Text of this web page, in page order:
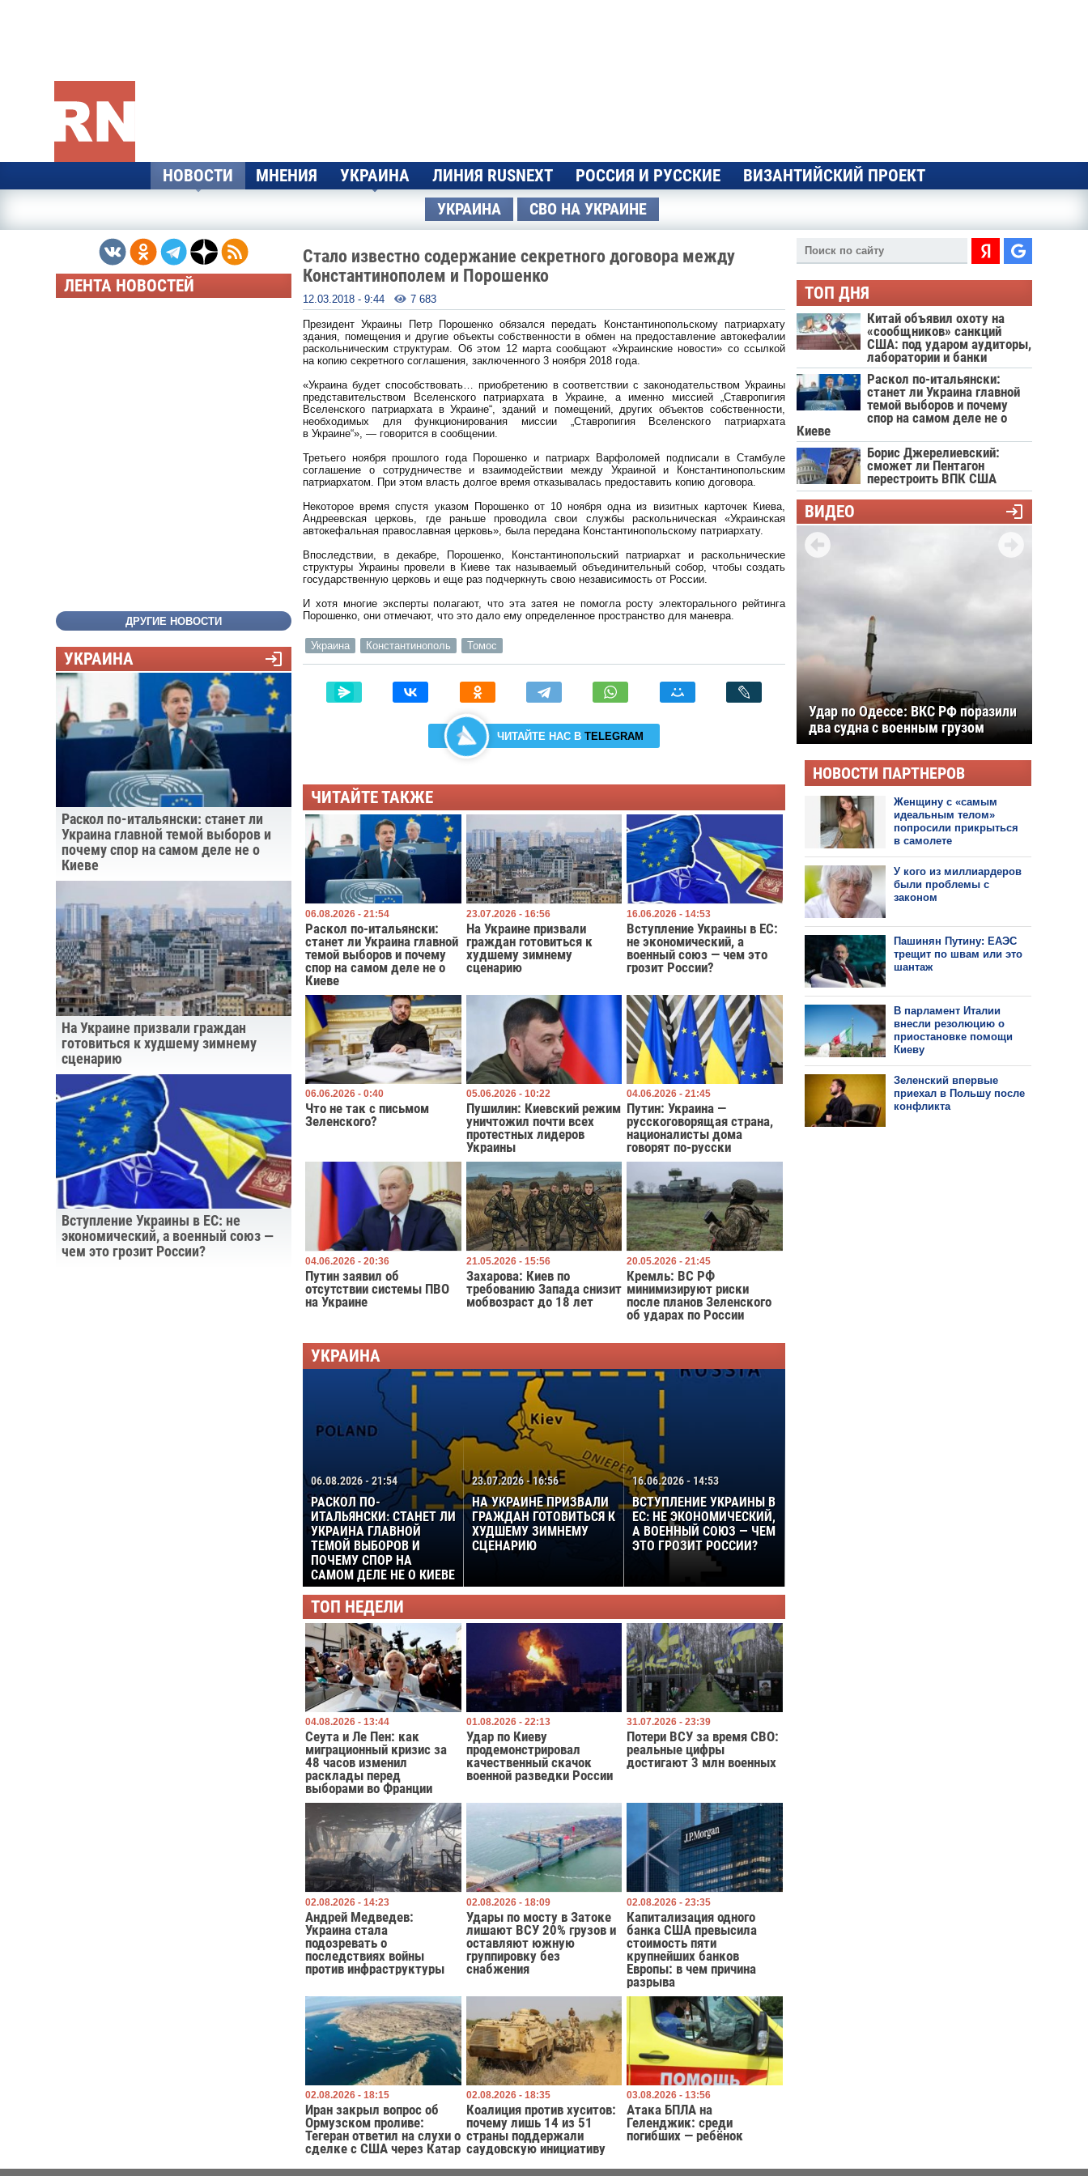
НОВОСТИ МНЕНИЯ УКРАИНА ЛИНИЯ RUSNEXT РОССИЯ И РУССКИЕ ВИЗАНТИЙСКИЙ ПРОЕКТ
УКРАИНА СВО НА УКРАИНЕ
ЛЕНТА НОВОСТЕЙ
ДРУГИЕ НОВОСТИ
УКРАИНА
Раскол по-итальянски: станет ли
Украина главной темой выборов и
почему спор на самом деле не о
Киеве
На Украине призвали граждан
готовиться к худшему зимнему
сценарию
Вступление Украины в ЕС: не
экономический, а военный союз —
чем это грозит России?
Стало известно содержание секретного договора между
Константинополем и Порошенко
12.03.2018 - 9:44  7 683
Президент Украины Петр Порошенко обязался передать Константинопольскому патриархату
здания, помещения и другие объекты собственности в обмен на предоставление автокефалии
раскольническим структурам. Об этом 12 марта сообщают «Украинские новости» со ссылкой
на копию секретного соглашения, заключенного 3 ноября 2018 года.
«Украина будет способствовать… приобретению в соответствии с законодательством Украины
представительством Вселенского патриархата в Украине, а именно миссией „Ставропигия
Вселенского патриархата в Украине“, зданий и помещений, других объектов собственности,
необходимых для функционирования миссии „Ставропигия Вселенского патриархата
в Украине“», — говорится в сообщении.
Третьего ноября прошлого года Порошенко и патриарх Варфоломей подписали в Стамбуле
соглашение о сотрудничестве и взаимодействии между Украиной и Константинопольским
патриархатом. При этом власть долгое время отказывалась предоставить копию договора.
Некоторое время спустя указом Порошенко от 10 ноября одна из визитных карточек Киева,
Андреевская церковь, где раньше проводила свои службы раскольническая «Украинская
автокефальная православная церковь», была передана Константинопольскому патриархату.
Впоследствии, в декабре, Порошенко, Константинопольский патриархат и раскольнические
структуры Украины провели в Киеве так называемый объединительный собор, чтобы создать
государственную церковь и еще раз подчеркнуть свою независимость от России.
И хотя многие эксперты полагают, что эта затея не помогла росту электорального рейтинга
Порошенко, они отмечают, что это дало ему определенное пространство для маневра.
Украина Константинополь Томос
ЧИТАЙТЕ НАС В TELEGRAM
ЧИТАЙТЕ ТАКЖЕ
06.08.2026 - 21:54
Раскол по-итальянски:
станет ли Украина главной
темой выборов и почему
спор на самом деле не о
Киеве
23.07.2026 - 16:56
На Украине призвали
граждан готовиться к
худшему зимнему
сценарию
16.06.2026 - 14:53
Вступление Украины в ЕС:
не экономический, а
военный союз — чем это
грозит России?
06.06.2026 - 0:40
Что не так с письмом
Зеленского?
05.06.2026 - 10:22
Пушилин: Киевский режим
уничтожил почти всех
протестных лидеров
Украины
04.06.2026 - 21:45
Путин: Украина —
русскоговорящая страна,
националисты дома
говорят по-русски
04.06.2026 - 20:36
Путин заявил об
отсутствии системы ПВО
на Украине
21.05.2026 - 15:56
Захарова: Киев по
требованию Запада снизит
мобвозраст до 18 лет
20.05.2026 - 21:45
Кремль: ВС РФ
минимизируют риски
после планов Зеленского
об ударах по России
УКРАИНА
06.08.2026 - 21:54
РАСКОЛ ПО-
ИТАЛЬЯНСКИ: СТАНЕТ ЛИ
УКРАИНА ГЛАВНОЙ
ТЕМОЙ ВЫБОРОВ И
ПОЧЕМУ СПОР НА
САМОМ ДЕЛЕ НЕ О КИЕВЕ
23.07.2026 - 16:56
НА УКРАИНЕ ПРИЗВАЛИ
ГРАЖДАН ГОТОВИТЬСЯ К
ХУДШЕМУ ЗИМНЕМУ
СЦЕНАРИЮ
16.06.2026 - 14:53
ВСТУПЛЕНИЕ УКРАИНЫ В
ЕС: НЕ ЭКОНОМИЧЕСКИЙ,
А ВОЕННЫЙ СОЮЗ — ЧЕМ
ЭТО ГРОЗИТ РОССИИ?
ТОП НЕДЕЛИ
04.08.2026 - 13:44
Сеута и Ле Пен: как
миграционный кризис за
48 часов изменил
расклады перед
выборами во Франции
01.08.2026 - 22:13
Удар по Киеву
продемонстрировал
качественный скачок
военной разведки России
31.07.2026 - 23:39
Потери ВСУ за время СВО:
реальные цифры
достигают 3 млн военных
02.08.2026 - 14:23
Андрей Медведев:
Украина стала
подозревать о
последствиях войны
против инфраструктуры
02.08.2026 - 18:09
Удары по мосту в Затоке
лишают ВСУ 20% грузов и
оставляют южную
группировку без
снабжения
02.08.2026 - 23:35
Капитализация одного
банка США превысила
стоимость пяти
крупнейших банков
Европы: в чем причина
разрыва
02.08.2026 - 18:15
Иран закрыл вопрос об
Ормузском проливе:
Тегеран ответил на слухи о
сделке с США через Катар
02.08.2026 - 18:35
Коалиция против хуситов:
почему лишь 14 из 51
страны поддержали
саудовскую инициативу
03.08.2026 - 13:56
Атака БПЛА на
Геленджик: среди
погибших — ребёнок
ТОП ДНЯ
Китай объявил охоту на
«сообщников» санкций
США: под ударом аудиторы,
лаборатории и банки
Раскол по-итальянски:
станет ли Украина главной
темой выборов и почему
спор на самом деле не о
Киеве
Борис Джерелиевский:
сможет ли Пентагон
перестроить ВПК США
ВИДЕО
Удар по Одессе: ВКС РФ поразили
два судна с военным грузом
НОВОСТИ ПАРТНЕРОВ
Женщину с «самым
идеальным телом»
попросили прикрыться
в самолете
У кого из миллиардеров
были проблемы с
законом
Пашинян Путину: ЕАЭС
трещит по швам или это
шантаж
В парламент Италии
внесли резолюцию о
приостановке помощи
Киеву
Зеленский впервые
приехал в Польшу после
конфликта